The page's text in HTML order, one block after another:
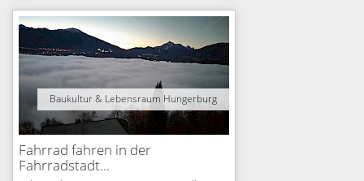
Baukultur & Lebensraum Hungerburg
Fahrrad fahren in der
Fahrradstadt...